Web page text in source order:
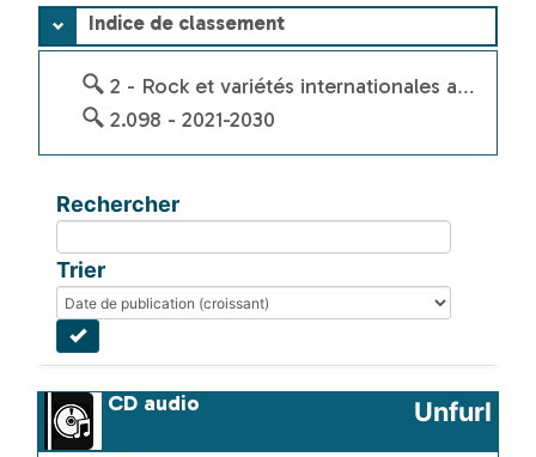
Indice de classement
2 - Rock et variétés internationales apparentées
2.098 - 2021-2030
Rechercher
Trier
CD audio Unfurl